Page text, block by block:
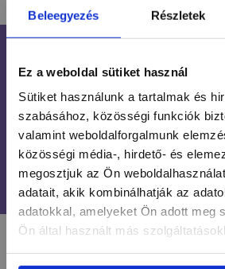
Beleegyezés Részletek
Ez a weboldal sütiket használ
Sütiket használunk a tartalmak és
szabásához, közösségi funkciók
valamint weboldalforgalmunk
közösségi média-, hirdető- és
megosztjuk az Ön
adatait, akik kombinálhatják az
adatokkal, amelyeket Ön adott meg
Ön által használt más
24 990 FT
7-15H TELEFONON,
100%
ONLINE
LÉGY